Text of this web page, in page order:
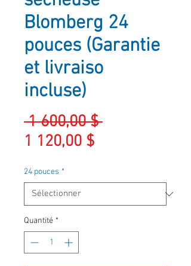
Blomberg 24
pouces (Garantie
et livraiso
incluse)
1 600,00 $ Prix
1 120,00 $Prix
24 pouces *
Quantité *